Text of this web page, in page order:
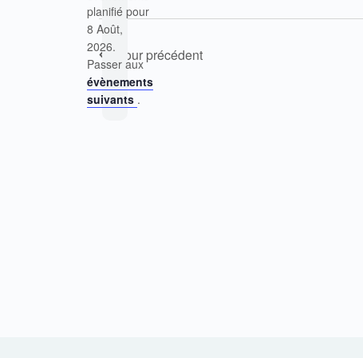
planifié pour
8 Août,
2026.
Passer aux
évènements
suivants .
Jour précédent